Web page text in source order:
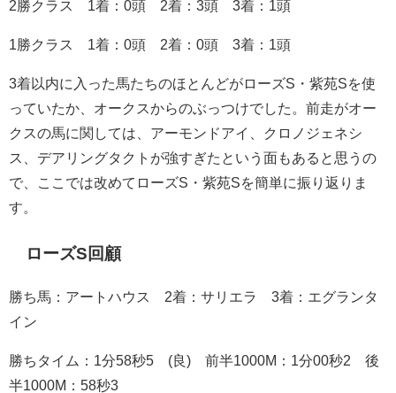
2勝クラス 1着：0頭 2着：3頭 3着：1頭
1勝クラス 1着：0頭 2着：0頭 3着：1頭
3着以内に入った馬たちのほとんどがローズS・紫苑Sを使
っていたか、オークスからのぶっつけでした。前走がオー
クスの馬に関しては、アーモンドアイ、クロノジェネシ
ス、デアリングタクトが強すぎたという面もあると思うの
で、ここでは改めてローズS・紫苑Sを簡単に振り返りま
す。
ローズS回顧
勝ち馬：アートハウス 2着：サリエラ 3着：エグランタ
イン
勝ちタイム：1分58秒5 (良) 前半1000M：1分00秒2 後
半1000M：58秒3